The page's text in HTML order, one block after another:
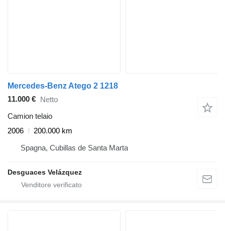
Mercedes-Benz Atego 2 1218
11.000 €
Netto
Camion telaio
2006
200.000 km
Spagna, Cubillas de Santa Marta
Desguaces Velázquez